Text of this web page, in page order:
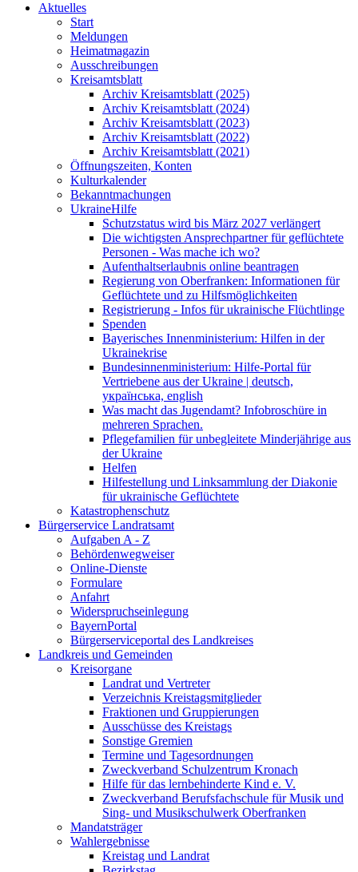
Aktuelles
Start
Meldungen
Heimatmagazin
Ausschreibungen
Kreisamtsblatt
Archiv Kreisamtsblatt (2025)
Archiv Kreisamtsblatt (2024)
Archiv Kreisamtsblatt (2023)
Archiv Kreisamtsblatt (2022)
Archiv Kreisamtsblatt (2021)
Öffnungszeiten, Konten
Kulturkalender
Bekanntmachungen
UkraineHilfe
Schutzstatus wird bis März 2027 verlängert
Die wichtigsten Ansprechpartner für geflüchtete
Personen - Was mache ich wo?
Aufenthaltserlaubnis online beantragen
Regierung von Oberfranken: Informationen für
Geflüchtete und zu Hilfsmöglichkeiten
Registrierung - Infos für ukrainische Flüchtlinge
Spenden
Bayerisches Innenministerium: Hilfen in der
Ukrainekrise
Bundesinnenministerium: Hilfe-Portal für
Vertriebene aus der Ukraine | deutsch,
українська, english
Was macht das Jugendamt? Infobroschüre in
mehreren Sprachen.
Pflegefamilien für unbegleitete Minderjährige aus
der Ukraine
Helfen
Hilfestellung und Linksammlung der Diakonie
für ukrainische Geflüchtete
Katastrophenschutz
Bürgerservice Landratsamt
Aufgaben A - Z
Behördenwegweiser
Online-Dienste
Formulare
Anfahrt
Widerspruchseinlegung
BayernPortal
Bürgerserviceportal des Landkreises
Landkreis und Gemeinden
Kreisorgane
Landrat und Vertreter
Verzeichnis Kreistagsmitglieder
Fraktionen und Gruppierungen
Ausschüsse des Kreistags
Sonstige Gremien
Termine und Tagesordnungen
Zweckverband Schulzentrum Kronach
Hilfe für das lernbehinderte Kind e. V.
Zweckverband Berufsfachschule für Musik und
Sing- und Musikschulwerk Oberfranken
Mandatsträger
Wahlergebnisse
Kreistag und Landrat